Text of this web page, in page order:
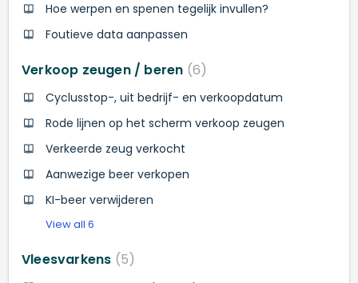
Hoe werpen en spenen tegelijk invullen?
Foutieve data aanpassen
Verkoop zeugen / beren 6
Cyclusstop-, uit bedrijf- en verkoopdatum
Rode lijnen op het scherm verkoop zeugen
Verkeerde zeug verkocht
Aanwezige beer verkopen
KI-beer verwijderen
View all 6
Vleesvarkens 5